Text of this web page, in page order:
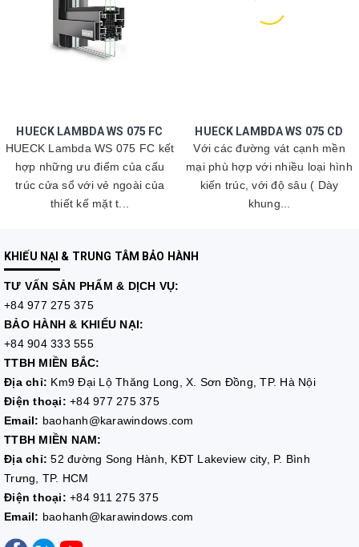
HUECK LAMBDA WS 075 FC
HUECK Lambda WS 075 FC kết
hợp những ưu điểm của cấu
trúc cửa sổ với vẻ ngoài của
thiết kế mặt t...
HUECK LAMBDA WS 075 CD
Với các đường vát cạnh mền
mại phù hợp với nhiều loại hình
kiến trúc, với độ sâu ( Dày
khung...
KHIẾU NẠI & TRUNG TÂM BẢO HÀNH
TƯ VẤN SẢN PHẨM & DỊCH VỤ:
+84 977 275 375
BẢO HÀNH & KHIẾU NẠI:
+84 904 333 555
TTBH MIỀN BẮC:
Địa chỉ: Km9 Đại Lộ Thăng Long, X. Sơn Đồng, TP. Hà Nội
Điện thoại: +84 977 275 375
Email: baohanh@karawindows.com
TTBH MIỀN NAM:
Địa chỉ: 52 đường Song Hành, KĐT Lakeview city, P. Bình
Trưng, TP. HCM
Điện thoại: +84 911 275 375
Email: baohanh@karawindows.com